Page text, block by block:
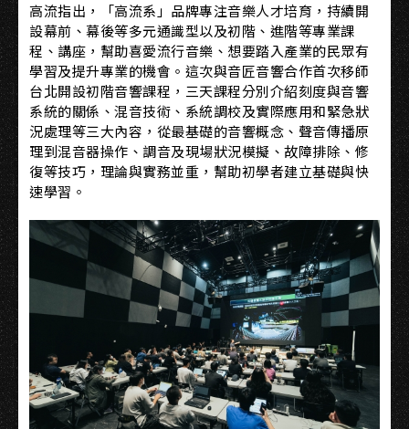
高流指出，「高流系」品牌專注音樂人才培育，持續開
設幕前、幕後等多元通識型以及初階、進階等專業課
程、講座，幫助喜愛流行音樂、想要踏入產業的民眾有
學習及提升專業的機會。這次與音匠音響合作首次移師
台北開設初階音響課程，三天課程分別介紹刻度與音響
系統的關係、混音技術、系統調校及實際應用和緊急狀
況處理等三大內容，從最基礎的音響概念、聲音傳播原
理到混音器操作、調音及現場狀況模擬、故障排除、修
復等技巧，理論與實務並重，幫助初學者建立基礎與快
速學習。